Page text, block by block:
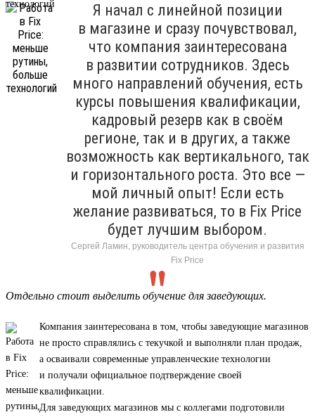
Я начал с линейной позиции
в магазине и сразу почувствовал,
что компания заинтересована
в развитии сотрудников. Здесь
много направлений обучения, есть
курсы повышения квалификации,
кадровый резерв как в своём
регионе, так и в других, а также
возможность как вертикального, так
и горизонтального роста. Это все —
мой личный опыт! Если есть
желание развиваться, то в Fix Price
будет лучшим выбором.
Сергей Ламин, руководитель центра обучения и развития
Fix Price
Отдельно стоит выделить обучение для заведующих.
Компания заинтересована в том, чтобы заведующие магазинов
не просто справлялись с текучкой и выполняли план продаж,
а осваивали современные управленческие технологии
и получали официальное подтверждение своей
квалификации.
Для заведующих магазинов мы с коллегами подготовили